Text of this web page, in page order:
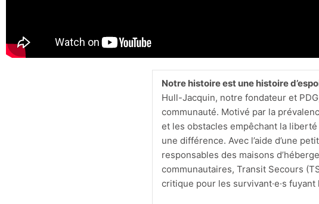
Notre histoire est une histoire
Hull-Jacquin, notre fondateur et
communauté. Motivé par la
et les obstacles empêchant la
une différence. Avec l’aide d’une
responsables des maisons
communautaires, Transit Secours
critique pour les survivant·e·s fuyant